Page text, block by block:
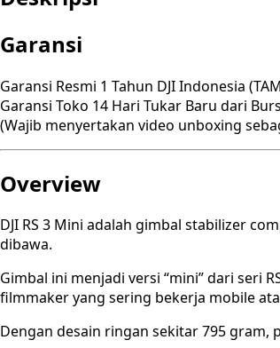
Garansi
Garansi Resmi 1 Tahun DJI Indonesia
Garansi Toko 14 Hari Tukar Baru dari
(Wajib menyertakan video unboxing
Overview
DJI RS 3 Mini adalah gimbal stabilizer
dibawa.
Gimbal ini menjadi versi “mini” dari seri
filmmaker yang sering bekerja mobile
Dengan desain ringan sekitar 795